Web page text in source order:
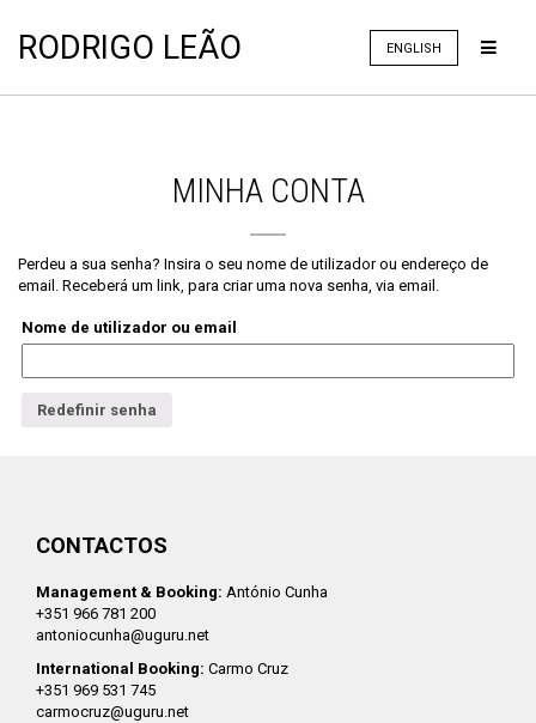
RODRIGO LEÃO ENGLISH
MINHA CONTA
Perdeu a sua senha? Insira o seu nome de utilizador ou endereço de
email. Receberá um link, para criar uma nova senha, via email.
Nome de utilizador ou email
Redefinir senha
CONTACTOS
Management & Booking: António Cunha
+351 966 781 200
antoniocunha@uguru.net
International Booking: Carmo Cruz
+351 969 531 745
carmocruz@uguru.net